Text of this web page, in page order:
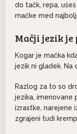
do tačk, repa,
mačke med
Mačji jezik je
Kogar je mačka
jezik ni gladek. Na
Razlog za to so
jezika, imenovane
izrastke, narejene
zgrajeni tudi